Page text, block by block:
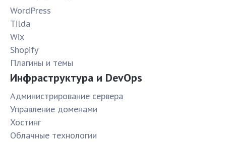
WordPress
Tilda
Wix
Shopify
Плагины и темы
Инфраструктура и DevOps
Администрирование сервера
Управление доменами
Хостинг
Облачные технологии